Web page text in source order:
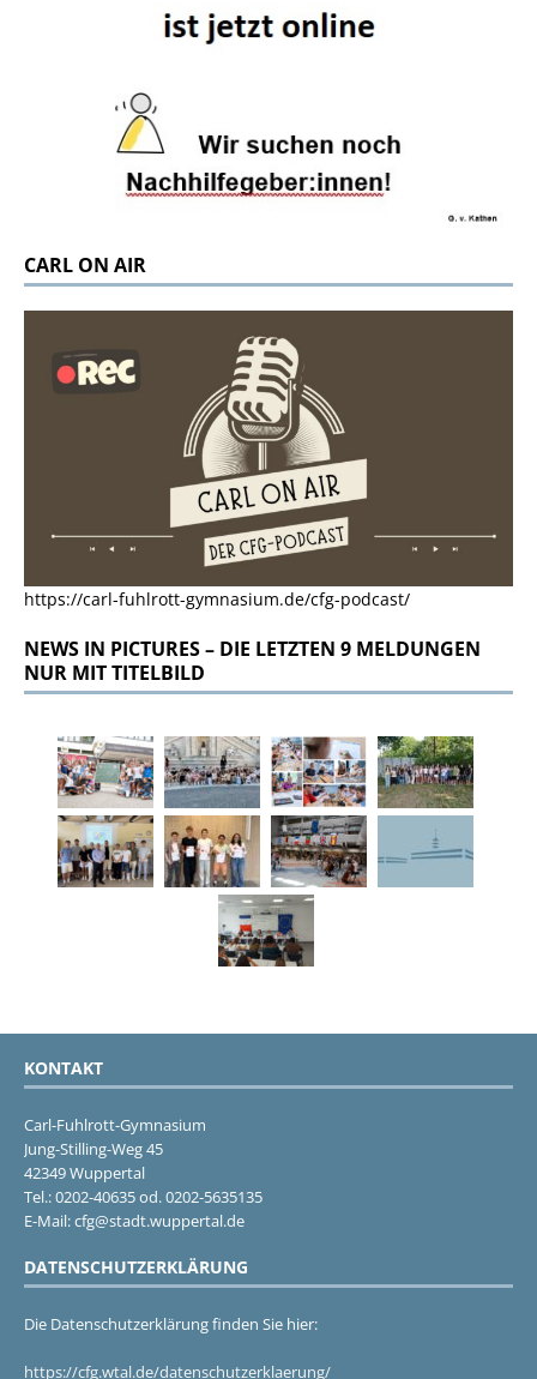
CARL ON AIR
https://carl-fuhlrott-gymnasium.de/cfg-podcast/
NEWS IN PICTURES – DIE LETZTEN 9 MELDUNGEN
NUR MIT TITELBILD
KONTAKT
Carl-Fuhlrott-Gymnasium
Jung-Stilling-Weg 45
42349 Wuppertal
Tel.: 0202-40635 od. 0202-5635135
E-Mail: cfg@stadt.wuppertal.de
DATENSCHUTZERKLÄRUNG
Die Datenschutzerklärung finden Sie hier:
https://cfg.wtal.de/datenschutzerklaerung/